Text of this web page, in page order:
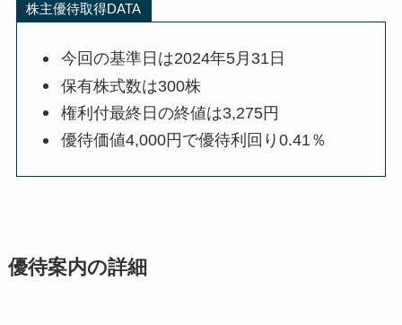
株主優待取得DATA
今回の基準日は2024年5月31日
保有株式数は300株
権利付最終日の終値は3,275円
優待価値4,000円で優待利回り0.41％
優待案内の詳細